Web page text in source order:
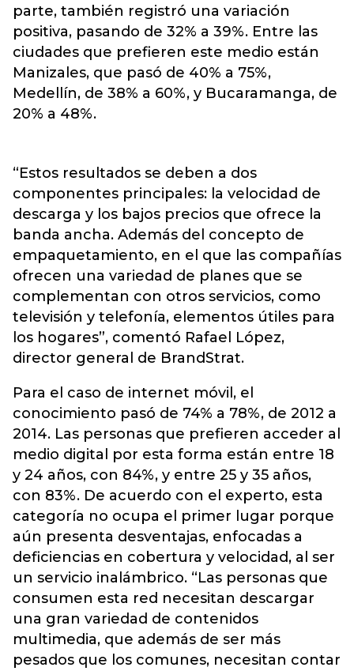
parte, también registró una variación
positiva, pasando de 32% a 39%. Entre las
ciudades que prefieren este medio están
Manizales, que pasó de 40% a 75%,
Medellín, de 38% a 60%, y Bucaramanga, de
20% a 48%.
“Estos resultados se deben a dos
componentes principales: la velocidad de
descarga y los bajos precios que ofrece la
banda ancha. Además del concepto de
empaquetamiento, en el que las compañías
ofrecen una variedad de planes que se
complementan con otros servicios, como
televisión y telefonía, elementos útiles para
los hogares”, comentó Rafael López,
director general de BrandStrat.
Para el caso de internet móvil, el
conocimiento pasó de 74% a 78%, de 2012 a
2014. Las personas que prefieren acceder al
medio digital por esta forma están entre 18
y 24 años, con 84%, y entre 25 y 35 años,
con 83%. De acuerdo con el experto, esta
categoría no ocupa el primer lugar porque
aún presenta desventajas, enfocadas a
deficiencias en cobertura y velocidad, al ser
un servicio inalámbrico. “Las personas que
consumen esta red necesitan descargar
una gran variedad de contenidos
multimedia, que además de ser más
pesados que los comunes, necesitan contar